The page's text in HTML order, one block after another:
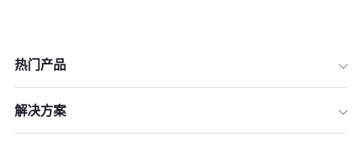
热门产品
解决方案